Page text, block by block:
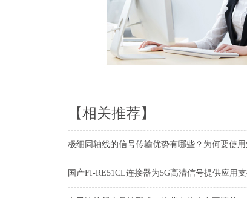
【相关推荐】
极细同轴线的信号传输优势有哪些？为何要使
国产FI-RE51CL连接器为5G高清信号提供应用支